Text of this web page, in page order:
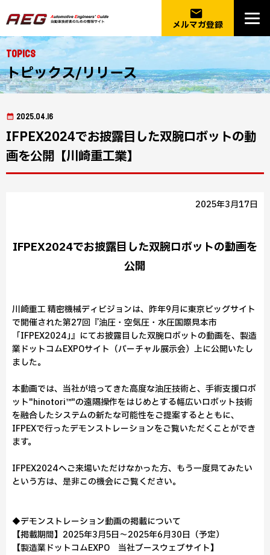
email
メルマガ登録
Topics
トピックス/リリース
2025.04.16
IFPEX2024でお披露目した双腕ロボットの動
画を公開【川崎重工業】
2025年3月17日
IFPEX2024でお披露目した双腕ロボットの動画を
公開
川崎重工 精密機械ディビジョンは、昨年9月に東京ビッグサイト
で開催された第27回『油圧・空気圧・水圧国際見本市
「IFPEX2024｣』にてお披露目した双腕ロボットの動画を、製造
業ドットコムEXPOサイト（バーチャル展示会）上に公開いたし
ました。
本動画では、当社が培ってきた高度な油圧技術と、手術支援ロボ
ット"hinotori™"の遠隔操作をはじめとする幅広いロボット技術
を融合したシステムの新たな可能性をご提案するとともに、
IFPEXで行ったデモンストレーションをご覧いただくことができ
ます。
IFPEX2024へご来場いただけなかった方、もう一度見てみたい
という方は、是非この機会にご覧ください。
◆デモンストレーション動画の掲載について
【掲載期間】2025年3月5日～2025年6月30日（予定）
【製造業ドットコムEXPO 当社ブースウェブサイト】